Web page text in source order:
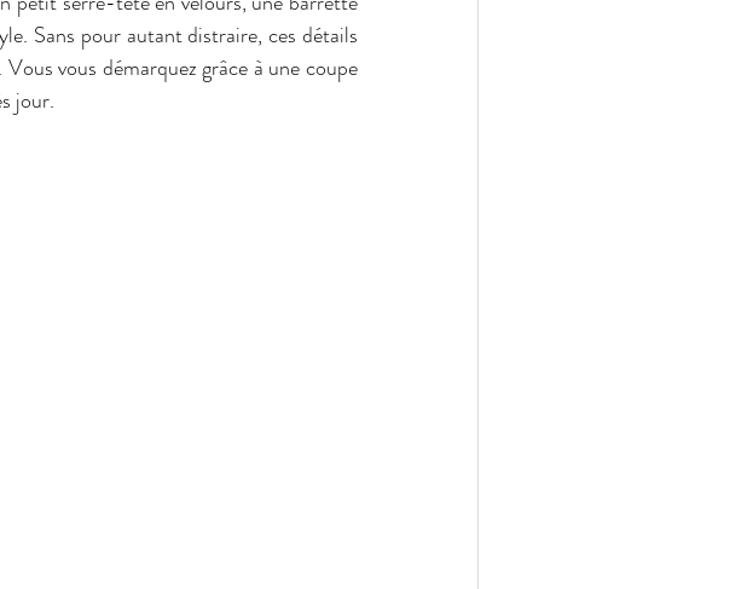
Sans pour autant distraire, ces détails
vous démarquez grâce à une coupe
jour.